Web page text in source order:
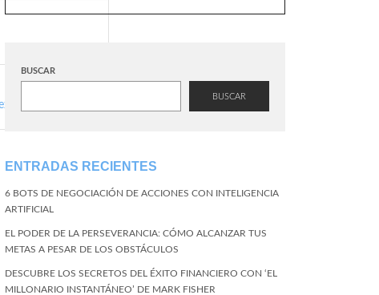
BUSCAR
BUSCAR
ENTRADAS RECIENTES
6 BOTS DE NEGOCIACIÓN DE ACCIONES CON INTELIGENCIA
ARTIFICIAL
EL PODER DE LA PERSEVERANCIA: CÓMO ALCANZAR TUS
METAS A PESAR DE LOS OBSTÁCULOS
DESCUBRE LOS SECRETOS DEL ÉXITO FINANCIERO CON ‘EL
MILLONARIO INSTANTÁNEO’ DE MARK FISHER